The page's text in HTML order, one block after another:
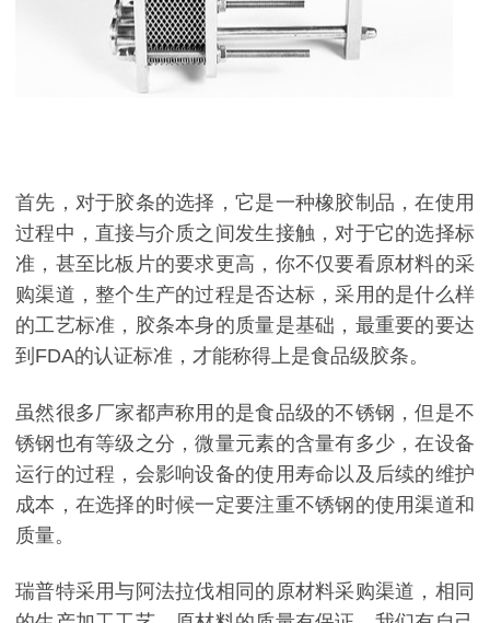
首先，对于胶条的选择，它是一种橡胶制品，在使用
过程中，直接与介质之间发生接触，对于它的选择标
准，甚至比板片的要求更高，你不仅要看原材料的采
购渠道，整个生产的过程是否达标，采用的是什么样
的工艺标准，胶条本身的质量是基础，最重要的要达
到FDA的认证标准，才能称得上是食品级胶条。
虽然很多厂家都声称用的是食品级的不锈钢，但是不
锈钢也有等级之分，微量元素的含量有多少，在设备
运行的过程，会影响设备的使用寿命以及后续的维护
成本，在选择的时候一定要注重不锈钢的使用渠道和
质量。
瑞普特采用与阿法拉伐相同的原材料采购渠道，相同